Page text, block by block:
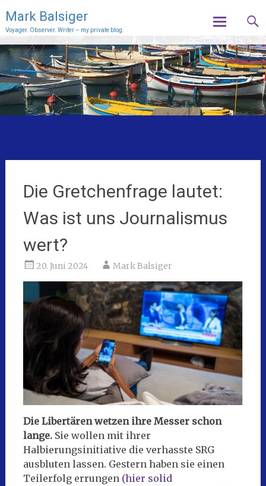
Mark Balsiger
Voyager. Observer. Writer – my private blog.
Skip
to
content
Die Gretchenfrage lautet:
Was ist uns Journalismus
wert?
20. Juni 2024 Mark Balsiger
Die Libertären wetzen ihre Messer schon
lange.Sie wollen mit ihrer
Halbierungsinitiative die verhasste SRG
ausbluten lassen. Gestern haben sie einen
Teilerfolg errungen (hier solid